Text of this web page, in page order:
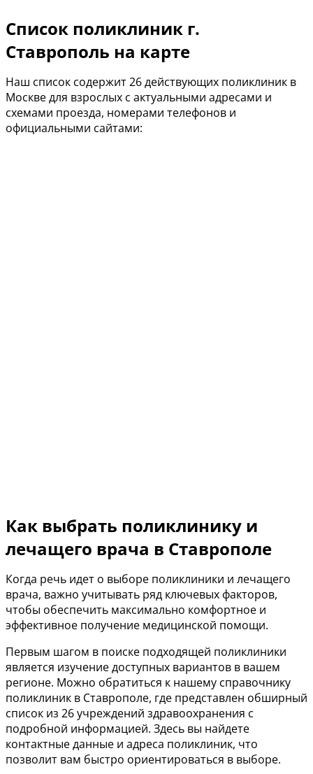
Список поликлиник г.
Ставрополь на карте
Наш список содержит 26 действующих поликлиник в
Москве для взрослых с актуальными адресами и
схемами проезда, номерами телефонов и
официальными сайтами:
Как выбрать поликлинику и
лечащего врача в Ставрополе
Когда речь идет о выборе поликлиники и лечащего
врача, важно учитывать ряд ключевых факторов,
чтобы обеспечить максимально комфортное и
эффективное получение медицинской помощи.
Первым шагом в поиске подходящей поликлиники
является изучение доступных вариантов в вашем
регионе. Можно обратиться к нашему справочнику
поликлиник в Ставрополе, где представлен обширный
список из 26 учреждений здравоохранения с
подробной информацией. Здесь вы найдете
контактные данные и адреса поликлиник, что
позволит вам быстро ориентироваться в выборе.